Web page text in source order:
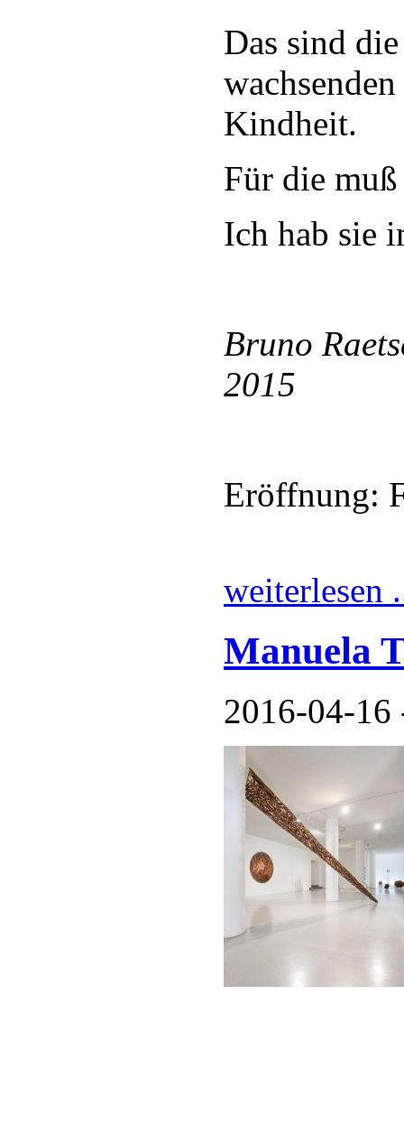
Das sind
Kindheit.
Für die
Ich hab sie
Bruno
2015
Eröffnung:
weiterlesen
Manuela
2016-04-16